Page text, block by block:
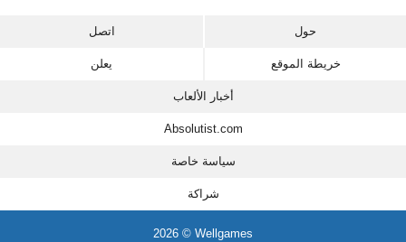
اتصل حول
يعلن خريطة الموقع
أخبار الألعاب
Absolutist.com
سياسة خاصة
شراكة
2026 © Wellgames